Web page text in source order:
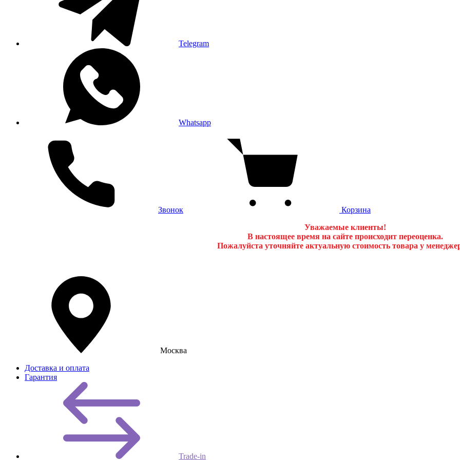
Telegram
Whatsapp
Звонок
Корзина
Уважаемые клиенты!
В настоящее время на сайте происходит переоценка.
Пожалуйста уточняйте актуальную стоимость товара у
Москва
Доставка и оплата
Гарантия
Trade-in